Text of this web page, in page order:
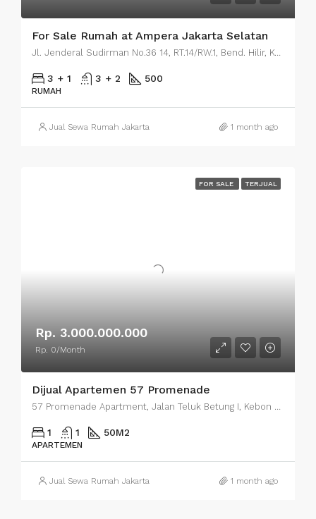
For Sale Rumah at Ampera Jakarta Selatan
Jl. Jenderal Sudirman No.36 14, RT.14/RW.1, Bend. Hilir, Kecamatan Tanah Abang, Kota Jakarta Pusat, Daerah Khusus Ibukota Jakarta 10210
3 + 1 3 + 2 500
RUMAH
Jual Sewa Rumah Jakarta 1 month ago
FOR SALE TERJUAL
Rp. 3.000.000.000
Rp. 0/Month
Dijual Apartemen 57 Promenade
57 Promenade Apartment, Jalan Teluk Betung I, Kebon Melati, Central Jakarta City, Jakarta, Indonesia
1 1 50M2
APARTEMEN
Jual Sewa Rumah Jakarta 1 month ago